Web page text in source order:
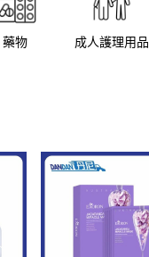
藥物 成人護理用品